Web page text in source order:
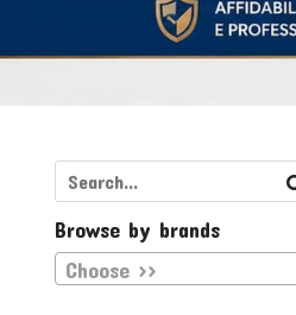
Browse by brands
Choose >>